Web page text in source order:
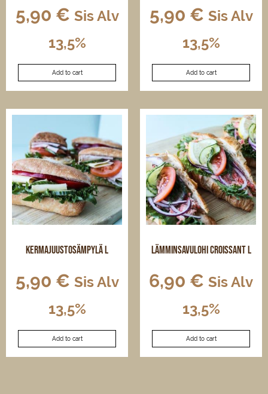
5,90 € Sis Alv
13,5%
Add to cart
5,90 € Sis Alv
13,5%
Add to cart
Kermajuustosämpylä L
5,90 € Sis Alv
13,5%
Add to cart
Lämminsavulohi croissant L
6,90 € Sis Alv
13,5%
Add to cart